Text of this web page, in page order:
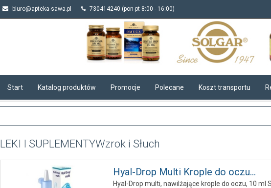
biuro@apteka-sawa.pl 730414240 (pon-pt 8:00 - 16:00)
Start Katalog produktów Promocje Polecane Koszt transportu
LEKI I SUPLEMENTYWzrok i Słuch
Hyal-Drop Multi Krople do oczu...
Hyal-Drop multi, nawilżające krople do oczu, 10 ml